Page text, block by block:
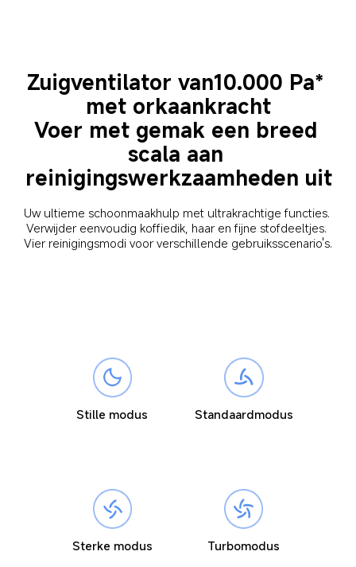
Zuigventilator van10.000 Pa*
met orkaankracht
Voer met gemak een breed
scala aan
reinigingswerkzaamheden uit
Uw ultieme schoonmaakhulp met ultrakrachtige functies.
Verwijder eenvoudig koffiedik, haar en fijne stofdeeltjes.
Vier reinigingsmodi voor verschillende gebruiksscenario's.
Stille modus Standaardmodus
Sterke modus Turbomodus